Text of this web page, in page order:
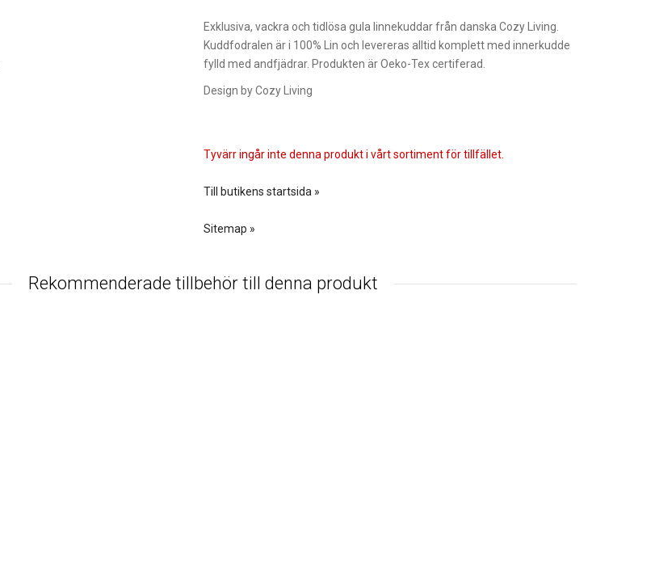
Exklusiva, vackra och tidlösa gula linnekuddar från danska Cozy Living.
Kuddfodralen är i 100% Lin och levereras alltid komplett med innerkudde
fylld med andfjädrar. Produkten är Oeko-Tex certiferad.
Design by Cozy Living
Tyvärr ingår inte denna produkt i vårt sortiment för tillfället.
Till butikens startsida »
Sitemap »
Rekommenderade tillbehör till denna produkt